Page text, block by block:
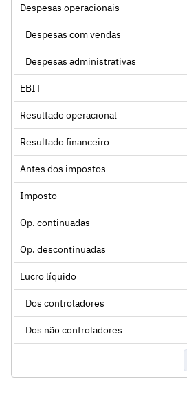
Despesas operacionais
Despesas com vendas
Despesas administrativas
EBIT
Resultado operacional
Resultado financeiro
Antes dos impostos
Imposto
Op. continuadas
Op. descontinuadas
Lucro líquido
Dos controladores
Dos não controladores